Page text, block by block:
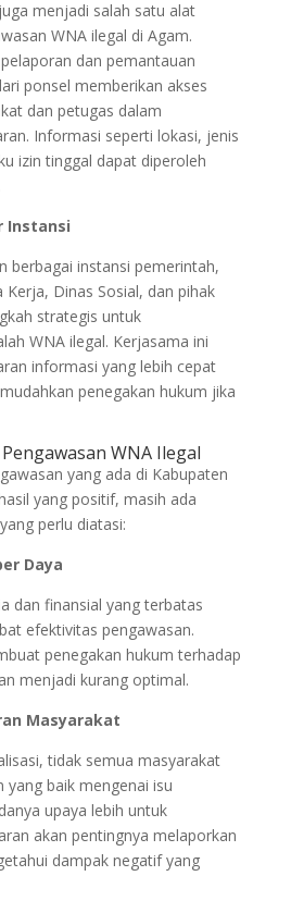
menjadi salah satu alat
WNA ilegal di Agam.
dan pemantauan
ponsel memberikan akses
dan petugas dalam
Informasi seperti lokasi, jenis
izin tinggal dapat diperoleh
Instansi
berbagai instansi pemerintah,
Kerja, Dinas Sosial, dan pihak
strategis untuk
WNA ilegal. Kerjasama ini
informasi yang lebih cepat
penegakan hukum jika
WNA Ilegal
yang ada di Kabupaten
yang positif, masih ada
perlu diatasi:
Daya
dan finansial yang terbatas
efektivitas pengawasan.
penegakan hukum terhadap
menjadi kurang optimal.
Masyarakat
tidak semua masyarakat
baik mengenai isu
upaya lebih untuk
akan pentingnya melaporkan
dampak negatif yang